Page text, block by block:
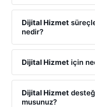
Dijital Hizmet
tercih edilen
süresine göre optimize
Dijital Hizmetteklifi
Dijital Hizmet
nedir?
Projenin büyüklüğüne
Hizmetişlemlerinizi
ekspres çözümlerimiz
Dijital Hizmet için
Çünkü bizDijital
size özel bir sistem
standartlarımız ve
Dijital Hizmet
musunuz?